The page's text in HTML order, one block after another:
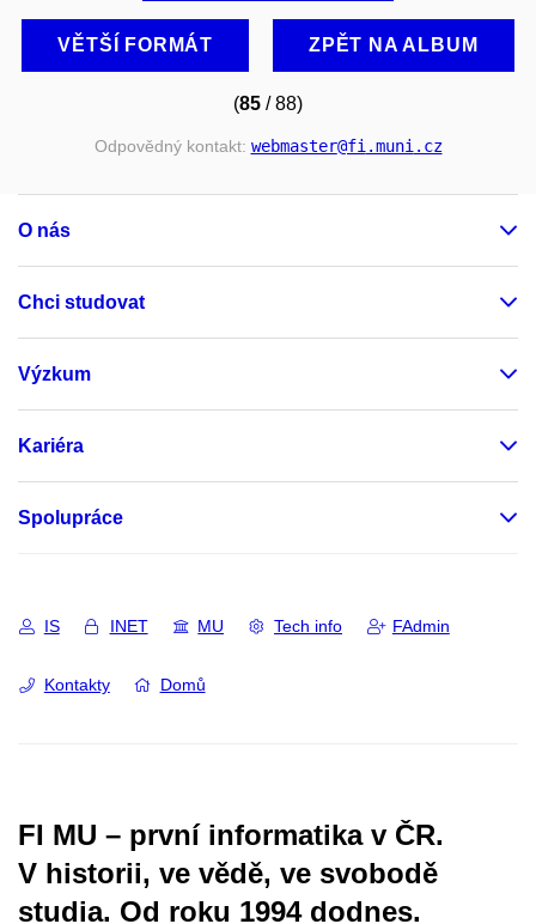
VĚTŠÍ FORMÁT ZPĚT NA ALBUM
(85 / 88)
Odpovědný kontakt: webmaster@fi.muni.cz
O nás
Chci studovat
Výzkum
Kariéra
Spolupráce
IS INET MU Tech info FAdmin
Kontakty Domů
FI MU – první informatika v ČR.
V historii, ve vědě, ve svobodě
studia. Od roku 1994 dodnes.